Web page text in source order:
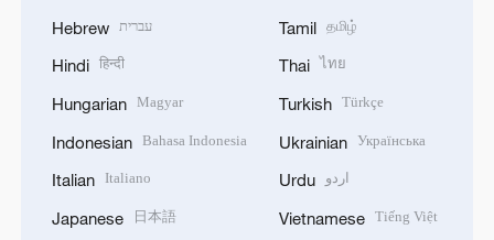
Hebrew עברית
Hindi हिन्दी
Hungarian Magyar
Indonesian Bahasa Indonesia
Italian Italiano
Japanese 日本語
Tamil தமிழ்
Thai ไทย
Turkish Türkçe
Ukrainian Українська
Urdu اردو
Vietnamese Tiếng Việt